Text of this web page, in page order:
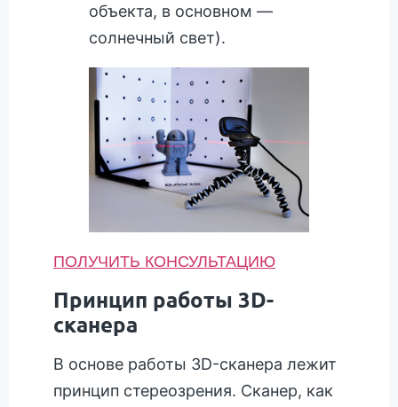
объекта, в основном —
солнечный свет).
ПОЛУЧИТЬ КОНСУЛЬТАЦИЮ
Принцип работы 3D-
сканера
В основе работы 3D-сканера лежит
принцип стереозрения. Сканер, как